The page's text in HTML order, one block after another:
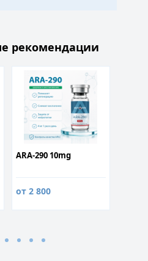
рекомендации
ARA-290 10mg
от 2 800